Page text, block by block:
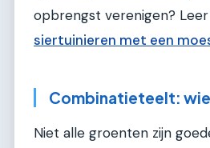
opbrengst verenigen?
siertuinieren met een
Combinatieteelt:
Niet alle groenten zijn